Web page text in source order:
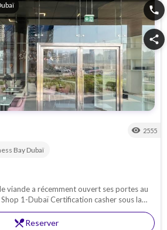
phone
share
visibility 2555
Bay Dubaï
viande a récemment ouvert ses portes au
1-Dubaï Certification casher sous la
la viande.
restaurant_menuReserver